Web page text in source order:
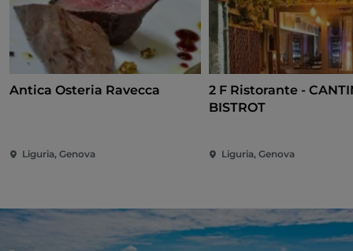
Antica Osteria Ravecca
Liguria, Genova
2 F Ristorante -
BISTROT
Liguria, Genova